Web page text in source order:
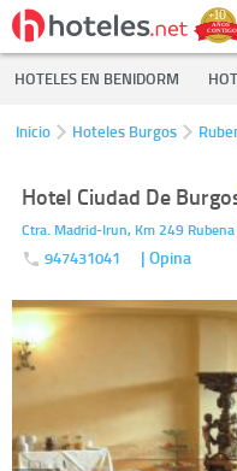
HOTELES EN BENIDORM
Inicio Hoteles Burgos
Hotel Ciudad De
Ctra. Madrid-Irun, Km 249 Rubena
947431041 | Opina